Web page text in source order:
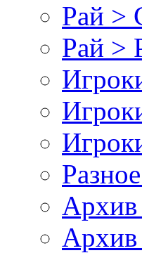
Рай >
Рай >
Архив
Архив